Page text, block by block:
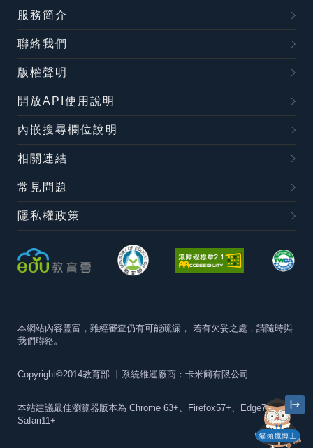
貓頭鷹博士
服務簡介
聯絡我們
版權聲明
開放API使用說明
內嵌搜尋欄位說明
相關連結
常見問題
隱私權政策
本網站內容豐富，雖經審查仍有可能疏漏， 若有欠妥之處，請隨時與
我們聯絡。
Copyright©2014教育部 丨系統維運廠商：卡米爾有限公司
本站建議最佳瀏覽器版本為 Chrome 63+、Firefox57+、Edge79+及
Safari11+